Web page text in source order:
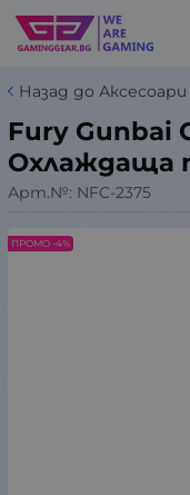
Назад до
Fury Gunbai
Охлаждаща
Арт.№: NFC-2375
ПРОМО -4%